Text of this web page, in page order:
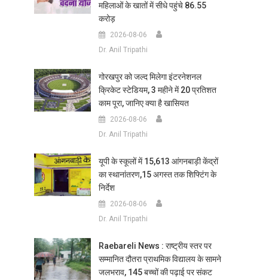
महिलाओं के खातों में सीधे पहुंचे 86.55
करोड़
2026-08-06
Dr. Anil Tripathi
गोरखपुर को जल्द मिलेगा इंटरनेशनल
क्रिकेट स्टेडियम, 3 महीने में 20 प्रतिशत
काम पूरा, जानिए क्या है खासियत
2026-08-06
Dr. Anil Tripathi
यूपी के स्कूलों में 15,613 आंगनबाड़ी केंद्रों
का स्थानांतरण,15 अगस्त तक शिफ्टिंग के
निर्देश
2026-08-06
Dr. Anil Tripathi
Raebareli News : राष्ट्रीय स्तर पर
सम्मानित दौतरा प्राथमिक विद्यालय के सामने
जलभराव, 145 बच्चों की पढ़ाई पर संकट